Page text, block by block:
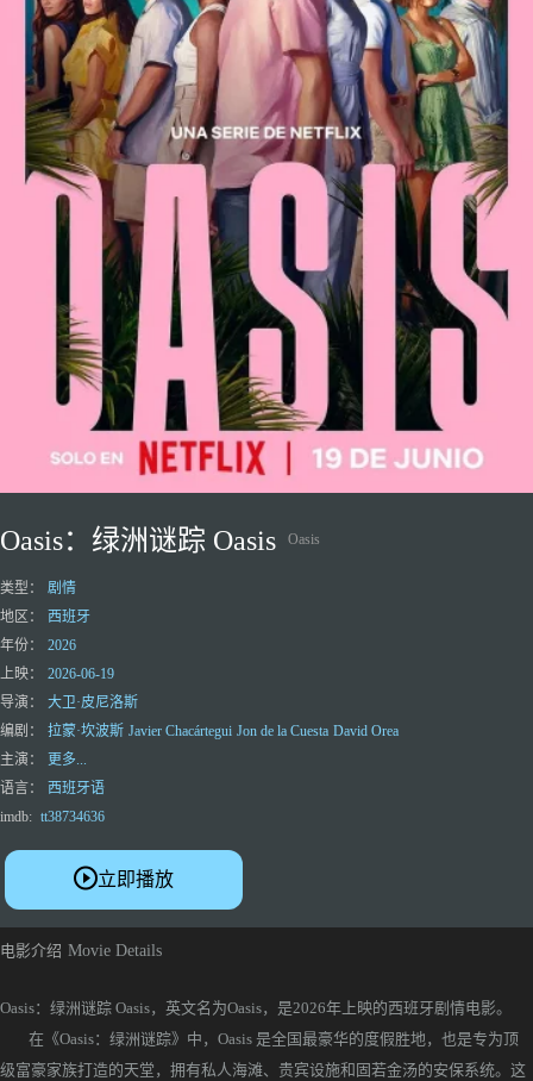
Oasis：绿洲谜踪 Oasis Oasis
类型：
剧情
地区：
西班牙
年份：
2026
上映：
2026-06-19
导演：
大卫·皮尼洛斯
编剧：
拉蒙·坎波斯 Javier Chacártegui Jon de la Cuesta David Orea
主演：
更多...
语言：
西班牙语
imdb: tt38734636
立即播放
电影介绍 Movie Details
Oasis：绿洲谜踪 Oasis，英文名为Oasis，是2026年上映的西班牙剧情电影。
在《Oasis：绿洲谜踪》中，Oasis 是全国最豪华的度假胜地，也是专为顶
级富豪家族打造的天堂，拥有私人海滩、贵宾设施和固若金汤的安保系统。这